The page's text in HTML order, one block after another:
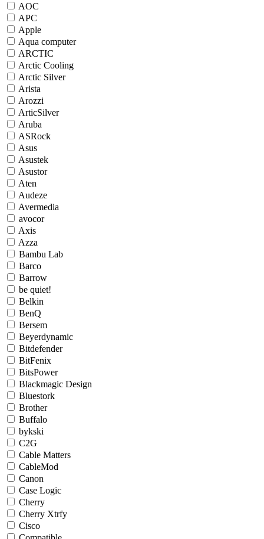
AOC
APC
Apple
Aqua computer
ARCTIC
Arctic Cooling
Arctic Silver
Arista
Arozzi
ArticSilver
Aruba
ASRock
Asus
Asustek
Asustor
Aten
Audeze
Avermedia
avocor
Axis
Azza
Bambu Lab
Barco
Barrow
be quiet!
Belkin
BenQ
Bersem
Beyerdynamic
Bitdefender
BitFenix
BitsPower
Blackmagic Design
Bluestork
Brother
Buffalo
bykski
C2G
Cable Matters
CableMod
Canon
Case Logic
Cherry
Cherry Xtrfy
Cisco